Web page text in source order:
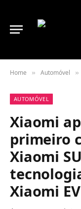
Home » Automóvel »
AUTOMÓVEL
Xiaomi
primeiro
Xiaomi
Xiaomi EV